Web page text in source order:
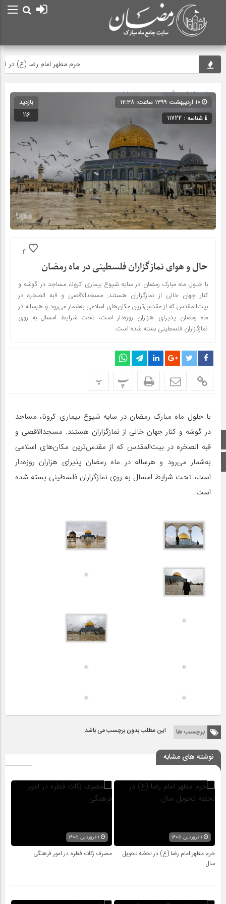
صفحه اصلی
اینستاگرام
حرم مطهر امام رضا (ع) در لحظه
صفحه اصلی» گروه » دسته‌بندی نشده
شناسه : 11722
بازدید
116
4
حال و هوای نمازگزاران فلسطینی در ماه رمضان
با حلول ماه مبارک رمضان در سایه شیوع بیماری کرونا، مساجد در گوشه و
کنار جهان خالی از نمازگزاران هستند. مسجدالاقصی و قبه الصخره در
بیت‌المقدس که از مقدس‌ترین مکان‌های اسلامی به‌شمار می‌رود و هرساله در
ماه رمضان پذیرای هزاران روزه‌دار است، تحت شرایط امسال به روی
نمازگزاران فلسطینی بسته شده است.
پ پ
با حلول ماه مبارک رمضان در سایه شیوع بیماری کرونا، مساجد
در گوشه و کنار جهان خالی از نمازگزاران هستند. مسجدالاقصی و
قبه الصخره در بیت‌المقدس که از مقدس‌ترین مکان‌های اسلامی
به‌شمار می‌رود و هرساله در ماه رمضان پذیرای هزاران روزه‌دار
است، تحت شرایط امسال به روی نمازگزاران فلسطینی بسته شده
است.
برچسب ها این مطلب بدون برچسب می باشد.
نوشته های مشابه
حرم مطهر امام رضا (ع) در لحظه تحویل
سال
مصرف زکات فطره در امور فرهنگی